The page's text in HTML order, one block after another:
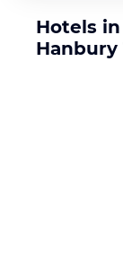
Hotels
Hanbury